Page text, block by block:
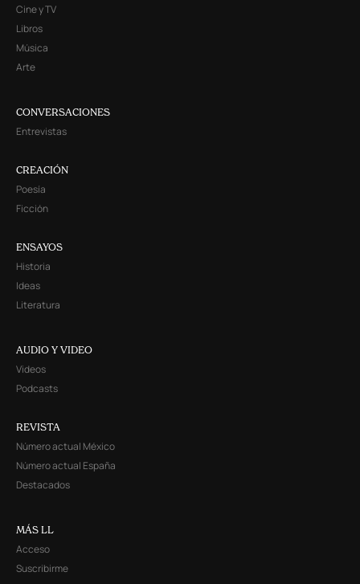
Cine y TV
Libros
Música
Arte
CONVERSACIONES
Entrevistas
CREACIÓN
Poesía
Ficción
ENSAYOS
Historia
Ideas
Literatura
AUDIO Y VIDEO
Videos
Podcasts
REVISTA
Número actual México
Número actual España
Destacados
MÁS LL
Acceso
Suscribirme